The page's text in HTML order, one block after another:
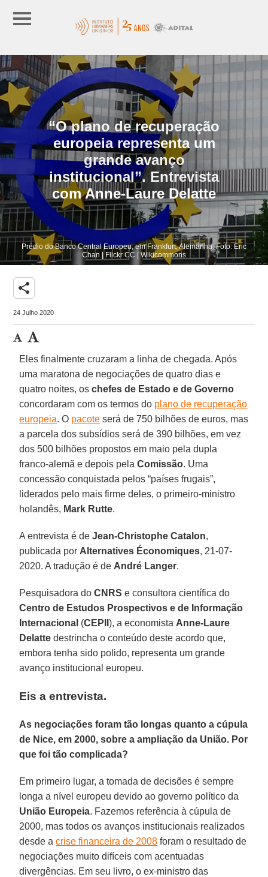
“O plano de recuperação
europeia representa um
grande avanço
institucional”. Entrevista
com Anne-Laure Delatte
Prédio do Banco Central Europeu, em Frankfurt, Alemanha. Foto: Eric
Chan | Flickr CC | Wikicommons
share
24 Julho 2020
Eles finalmente cruzaram a linha de chegada. Após
uma maratona de negociações de quatro dias e
quatro noites, oschefes de Estado e de Governo
concordaram com os termos do plano de recuperação
europeia. O pacote será de 750 bilhões de euros, mas
a parcela dos subsídios será de 390 bilhões, em vez
dos 500 bilhões propostos em maio pela dupla
franco-alemã e depois pelaComissão. Uma
concessão conquistada pelos “países frugais”,
liderados pelo mais firme deles, o primeiro-ministro
holandês, Mark Rutte.
A entrevista é deJean-Christophe Catalon,
publicada por Alternatives Économiques, 21-07-
2020. A tradução é de André Langer.
Pesquisadora doCNRS e consultora científica do
Centro de Estudos Prospectivos e de Informação
Internacional (CEPII), a economista Anne-Laure
Delatte destrincha o conteúdo deste acordo que,
embora tenha sido polido, representa um grande
avanço institucional europeu.
Eis a entrevista.
As negociações foram tão longas quanto a cúpula
de Nice, em 2000, sobre a ampliação da União. Por
que foi tão complicada?
Em primeiro lugar, a tomada de decisões é sempre
longa a nível europeu devido ao governo político da
União Europeia. Fazemos referência à cúpula de
2000, mas todos os avanços institucionais realizados
desde acrise financeira de 2008 foram o resultado de
negociações muito difíceis com acentuadas
divergências. Em seu livro, o ex-ministro das